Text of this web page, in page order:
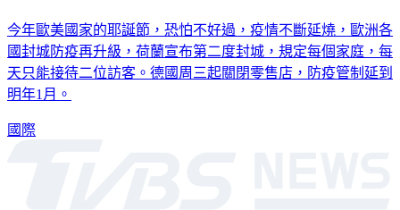
今年歐美國家的耶誕節，恐怕不好過，疫情不斷延燒，歐洲各
國封城防疫再升級，荷蘭宣布第二度封城，規定每個家庭，每
天只能接待二位訪客。德國周三起關閉零售店，防疫管制延到
明年1月。
國際